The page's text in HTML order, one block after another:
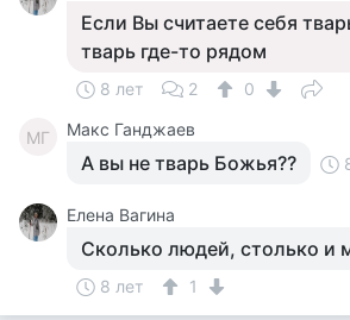
Если Вы считаете себя
тварь где-то рядом
8 лет 2 0
МГ Макс Ганджаев
А вы не тварь Божья??
Елена Вагина
Сколько людей, столько и
8 лет 1